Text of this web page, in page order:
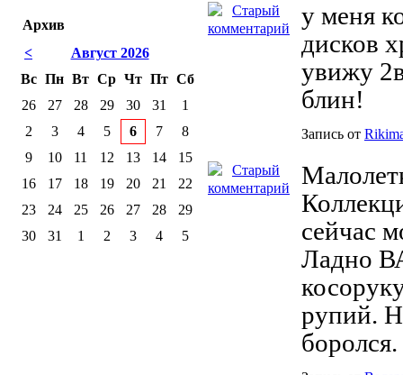
у меня
дисков
увижу
блин!
Запись от
сейчас
Ладно
рупий.
боролся.
Архив
<
Август 2026
Вс Пн Вт Ср Чт Пт Сб
26
27 28 29 30 31
1
2
3 4 5 6 7
8
9
10 11 12 13 14
15
16
17 18 19 20 21
22
23
24 25 26 27 28
29
30
31 1 2 3 4 5